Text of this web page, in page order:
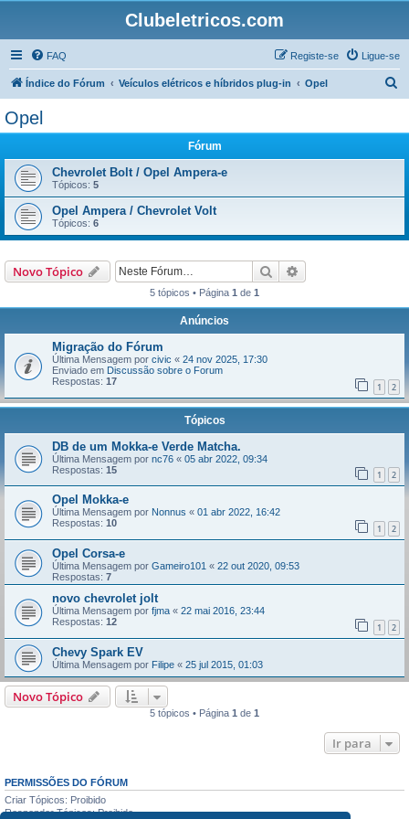
Clubeletricos.com
FAQ Ligue-se
Registe-se
Índice do Fórum Veículos elétricos e híbridos plug-in Opel
a
Opel
Fórum
Chevrolet Bolt / Opel Ampera-e
Tópicos: 5
Opel Ampera / Chevrolet Volt
Tópicos: 6
Novo Tópico Pesquisar
5 tópicos • Página 1 de 1
Anúncios
Migração do Fórum
Última Mensagem por civic « 24 nov 2025, 17:30
Enviado em Discussão sobre o Forum
Respostas: 17 1 2
Tópicos
DB de um Mokka-e Verde Matcha.
Última Mensagem por nc76 « 05 abr 2022, 09:34
Respostas: 15 1 2
Opel Mokka-e
Última Mensagem por Nonnus « 01 abr 2022, 16:42
Respostas: 10 1 2
Opel Corsa-e
Última Mensagem por Gameiro101 « 22 out 2020, 09:53
Respostas: 7
novo chevrolet jolt
Última Mensagem por fjma « 22 mai 2016, 23:44
Respostas: 12 1 2
Chevy Spark EV
Última Mensagem por Filipe « 25 jul 2015, 01:03
Novo Tópico
5 tópicos • Página 1 de 1
Ir para
PERMISSÕES DO FÓRUM
Criar Tópicos: Proibido
Responder Tópicos: Proibido